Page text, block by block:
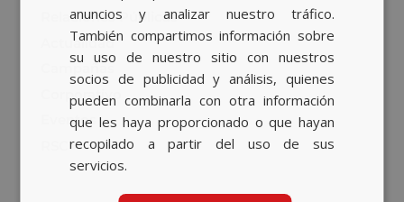
Relaciones Públicas
Actualidad
Corporativo
Eventos
anuncios y analizar nuestro tráfico.
También compartimos información sobre
su uso de nuestro sitio con nuestros
socios de publicidad y análisis, quienes
pueden combinarla con otra información
que les haya proporcionado o que hayan
recopilado a partir del uso de sus
servicios.